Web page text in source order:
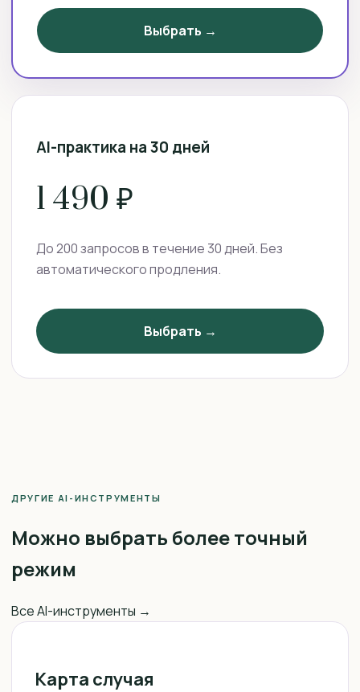
Выбрать →
AI-практика на 30 дней
1 490 ₽
До 200 запросов в течение 30 дней. Без
автоматического продления.
Выбрать →
ДРУГИЕ AI-ИНСТРУМЕНТЫ
Можно выбрать более точный
режим
Все AI-инструменты →
Карта случая